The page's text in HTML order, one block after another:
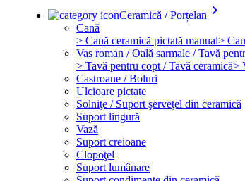
Ceramică / Porțelan keyboard_arrow_right
Cană
> Cană ceramică pictată manual>
Vas roman / Oală sarmale / Tavă
> Tavă pentru copt / Tavă ceramică>
Castroane / Boluri
Ulcioare pictate
Solniţe / Suport şerveţel din ceramică
Suport lingură
Vază
Suport creioane
Clopoţel
Suport lumânare